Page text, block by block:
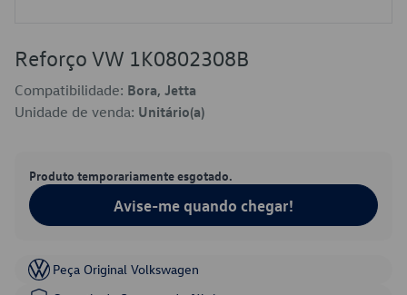
Reforço VW 1K0802308B
Compatibilidade: Bora, Jetta
Unidade de venda: Unitário(a)
Produto temporariamente esgotado.
Avise-me quando chegar!
Peça Original Volkswagen